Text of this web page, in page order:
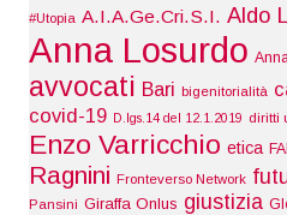
#Utopia A.I.A.Ge.Cri.S.I. Aldo
Anna Losurdo
avvocati Bari bigenitorialità
covid-19 D.lgs.14 del 12.1.2019 diritti
Enzo Varricchio etica
Ragnini Fronteverso Network
Pansini Giraffa Onlus giustizia